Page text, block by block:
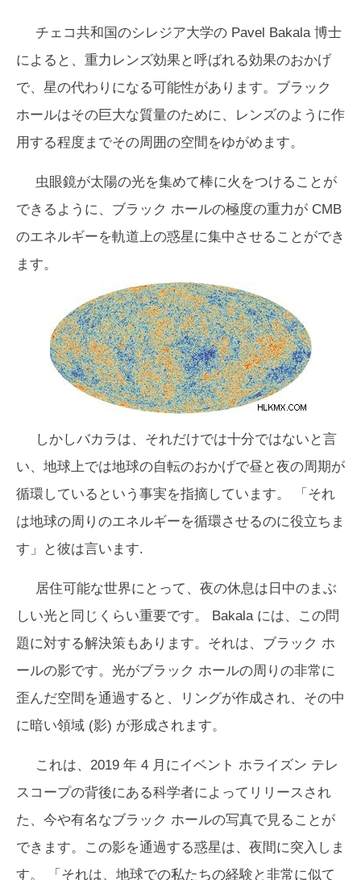
チェコ共和国のシレジア大学の Pavel Bakala 博士
によると、重力レンズ効果と呼ばれる効果のおかげ
で、星の代わりになる可能性があります。ブラック
ホールはその巨大な質量のために、レンズのように作
用する程度までその周囲の空間をゆがめます。
虫眼鏡が太陽の光を集めて棒に火をつけることが
できるように、ブラック ホールの極度の重力が CMB
のエネルギーを軌道上の惑星に集中させることができ
ます。
しかしバカラは、それだけでは十分ではないと言
い、地球上では地球の自転のおかげで昼と夜の周期が
循環しているという事実を指摘しています。 「それ
は地球の周りのエネルギーを循環させるのに役立ちま
す」と彼は言います.
居住可能な世界にとって、夜の休息は日中のまぶ
しい光と同じくらい重要です。 Bakala には、この問
題に対する解決策もあります。それは、ブラック ホ
ールの影です。光がブラック ホールの周りの非常に
歪んだ空間を通過すると、リングが作成され、その中
に暗い領域 (影) が形成されます。
これは、2019 年 4 月にイベント ホライズン テレ
スコープの背後にある科学者によってリリースされ
た、今や有名なブラック ホールの写真で見ることが
できます。この影を通過する惑星は、夜間に突入しま
す。 「それは、地球での私たちの経験と非常に似て